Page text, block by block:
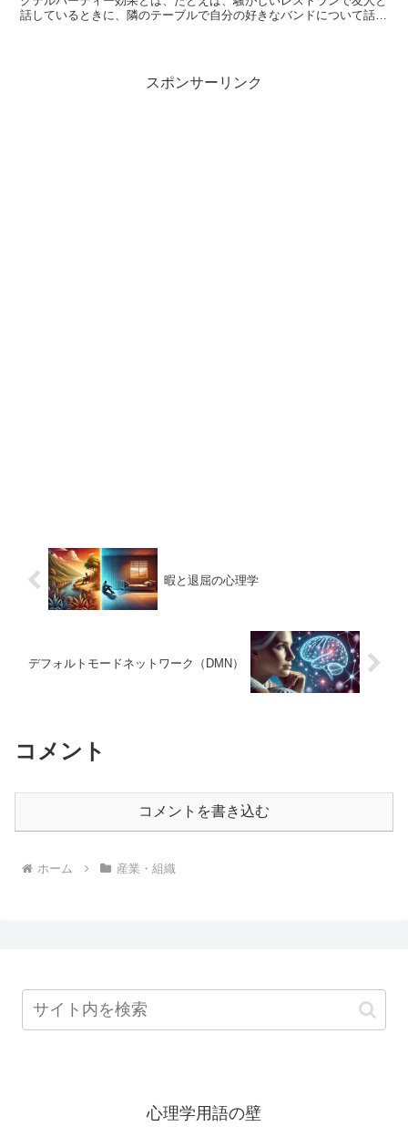
話しているときに、隣のテーブルで自分の好きなバンドについて話し
スポンサーリンク
暇と退屈の心理学
デフォルトモードネットワーク（DMN）
コメント
コメントを書き込む
ホーム 産業・組織
心理学用語の壁